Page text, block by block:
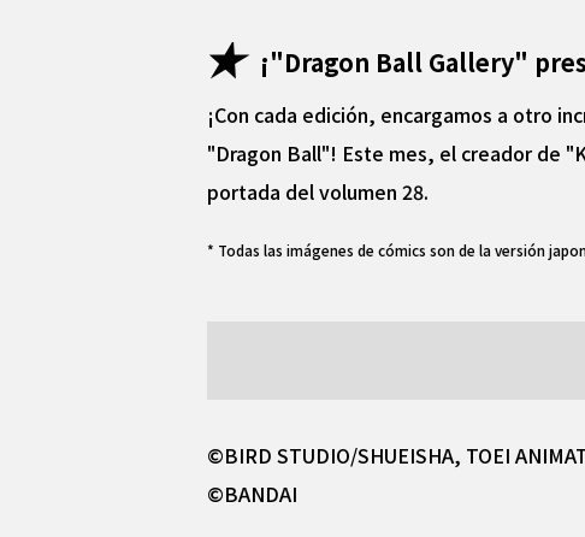
¡"Dragon Ball Gallery"
¡Con cada edición, encargamos a otro
"Dragon Ball"! Este mes, el creador de
portada del volumen 28.
* Todas las imágenes de cómics son de la versión
©BIRD STUDIO/SHUEISHA, TOEI
©BANDAI